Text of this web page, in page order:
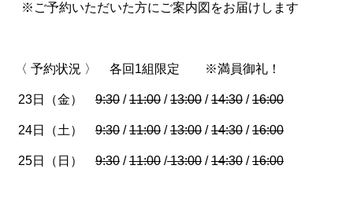
※ご予約いただいた方にご案内図をお届けします
〈 予約状況 〉 各回1組限定 ※満員御礼！
23日（金） 9:30 /11:00 /13:00 /14:30 /16:00
24日（土） 9:30 /11:00 /13:00 /14:30 /16:00
25日（日） 9:30 /11:00 /13:00 /14:30 /16:00